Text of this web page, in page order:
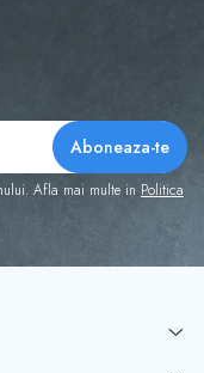
Afla mai multe in Politica